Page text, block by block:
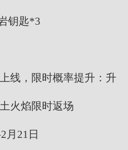
钥匙*3
线，限时概率提升：升
火焰限时返场
月21日